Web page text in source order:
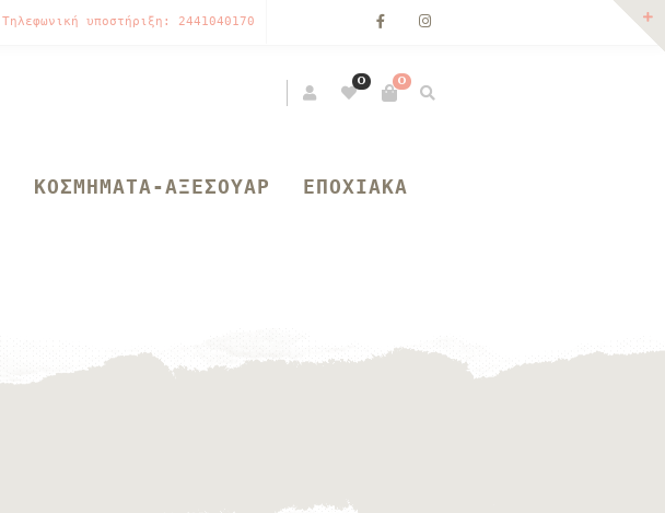
Τηλεφωνική υποστήριξη: 2441040170
0
0
ΚΟΣΜΗΜΑΤΑ-ΑΞΕΣΟΥΑΡ ΕΠΟΧΙΑΚΑ